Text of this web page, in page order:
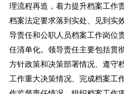
理流程再造，着力提升档案工作
档案法定要求落到实处、见到实
导责任和公职人员档案工作岗位
任清单化。领导责任主要包括贯
方针政策和决策部署情况、遵守
工作重大决策情况、完成档案工